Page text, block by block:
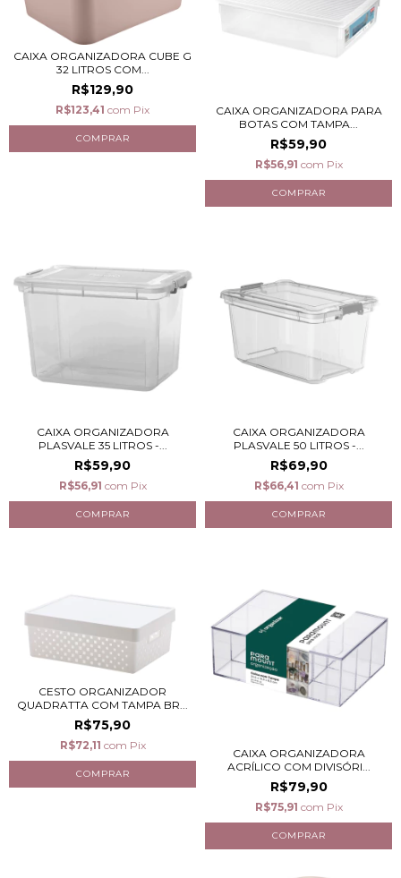
CAIXA ORGANIZADORA CUBE G
32 LITROS COM...
R$129,90
R$123,41 com Pix
CAIXA ORGANIZADORA PARA
BOTAS COM TAMPA...
R$59,90
R$56,91 com Pix
CAIXA ORGANIZADORA
PLASVALE 35 LITROS -...
R$59,90
R$56,91 com Pix
CAIXA ORGANIZADORA
PLASVALE 50 LITROS -...
R$69,90
R$66,41 com Pix
CESTO ORGANIZADOR
QUADRATTA COM TAMPA BR...
R$75,90
R$72,11 com Pix
CAIXA ORGANIZADORA
ACRÍLICO COM DIVISÓRI...
R$79,90
R$75,91 com Pix